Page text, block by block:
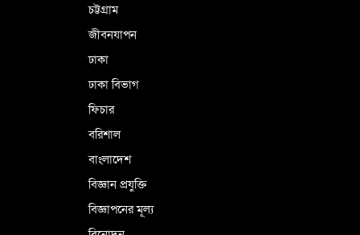
চট্টগ্রাম
জীবনযাপন
ঢাকা
ঢাকা বিভাগ
ফিচার
বরিশাল
বাংলাদেশ
বিজ্ঞান প্রযুক্তি
বিজ্ঞাপনের মূল্য